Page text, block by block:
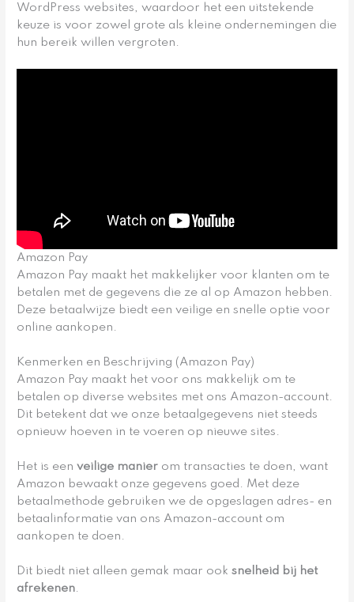
WordPress websites, waardoor het een uitstekende
keuze is voor zowel grote als kleine ondernemingen die
hun bereik willen vergroten.
Amazon Pay
Amazon Pay maakt het makkelijker voor klanten om te
betalen met de gegevens die ze al op Amazon hebben.
Deze betaalwijze biedt een veilige en snelle optie voor
online aankopen.
Kenmerken en Beschrijving (Amazon Pay)
Amazon Pay maakt het voor ons makkelijk om te
betalen op diverse websites met ons Amazon-account.
Dit betekent dat we onze betaalgegevens niet steeds
opnieuw hoeven in te voeren op nieuwe sites.
Het is eenveilige manier om transacties te doen, want
Amazon bewaakt onze gegevens goed. Met deze
betaalmethode gebruiken we de opgeslagen adres- en
betaalinformatie van ons Amazon-account om
aankopen te doen.
Dit biedt niet alleen gemak maar ooksnelheid bij het
afrekenen.